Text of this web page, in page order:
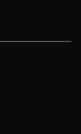
en una pestaña